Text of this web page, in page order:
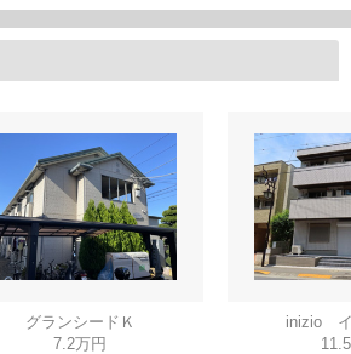
グランシードＫ
7.2万円
inizio